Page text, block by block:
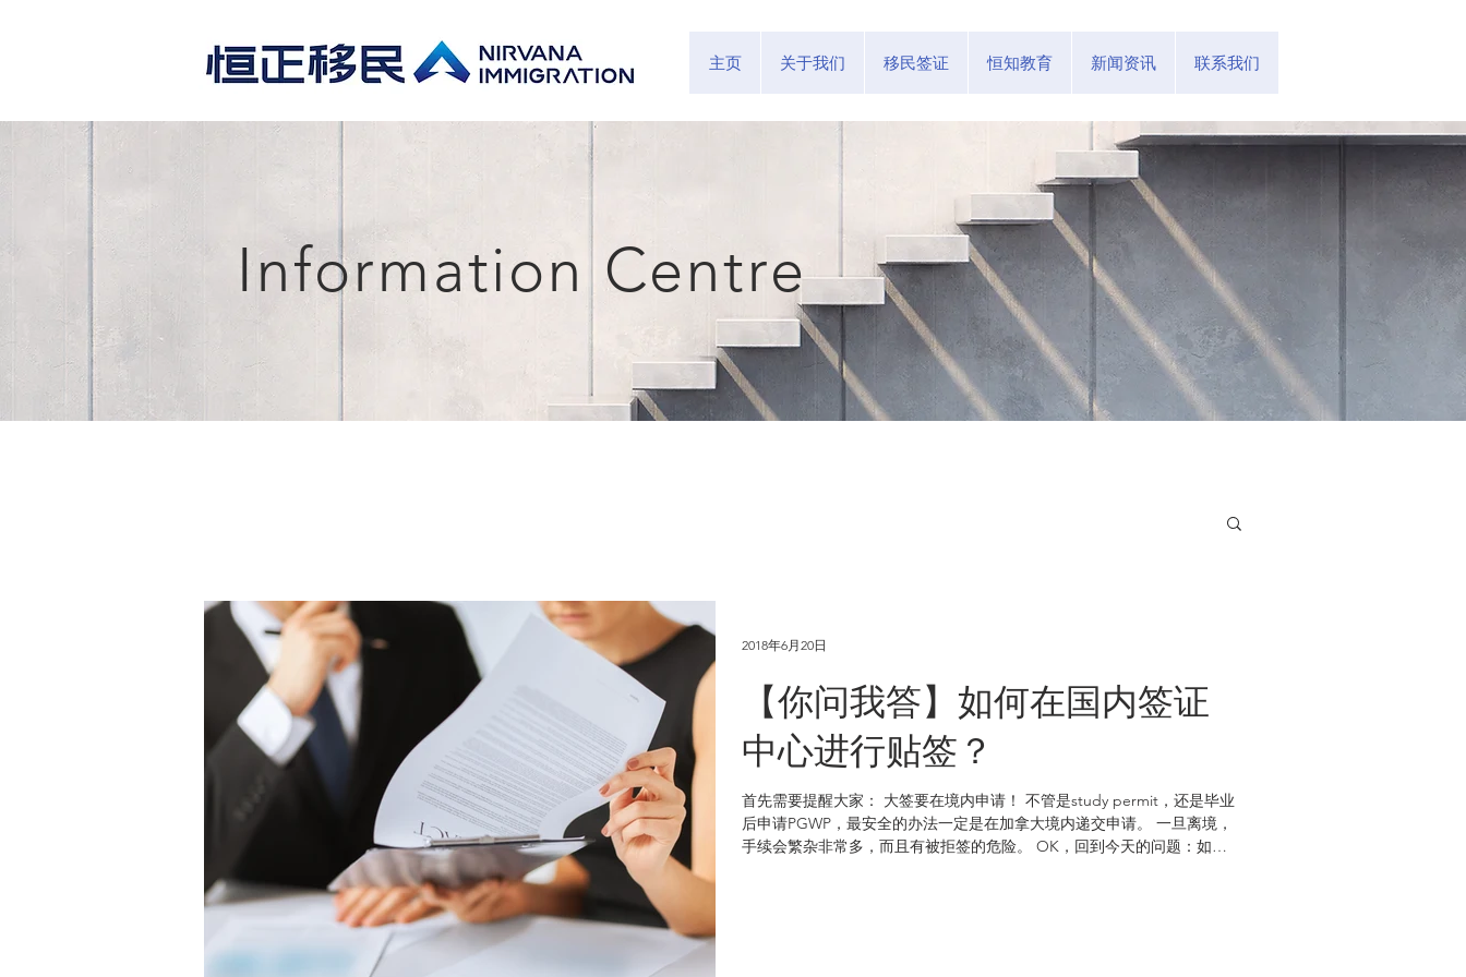
主页 关于我们 移民签证 恒知教育 新闻资讯 联系我们
Information Centre
【你问我答】如何在国内签证
中心进行贴签？
首先需要提醒大家： 大签要在境内申请！ 不管是study permit，还是毕业
后申请PGWP，最安全的办法一定是在加拿大境内递交申请。 一旦离境，
手续会繁杂非常多，而且有被拒签的危险。 OK，回到今天的问题：如何
2018年6月20日